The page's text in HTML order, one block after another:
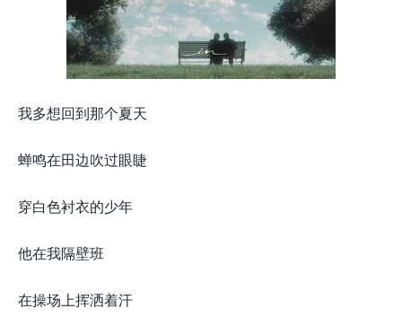
我多想回到那个夏天
蝉鸣在田边吹过眼睫
穿白色衬衣的少年
他在我隔壁班
在操场上挥洒着汗